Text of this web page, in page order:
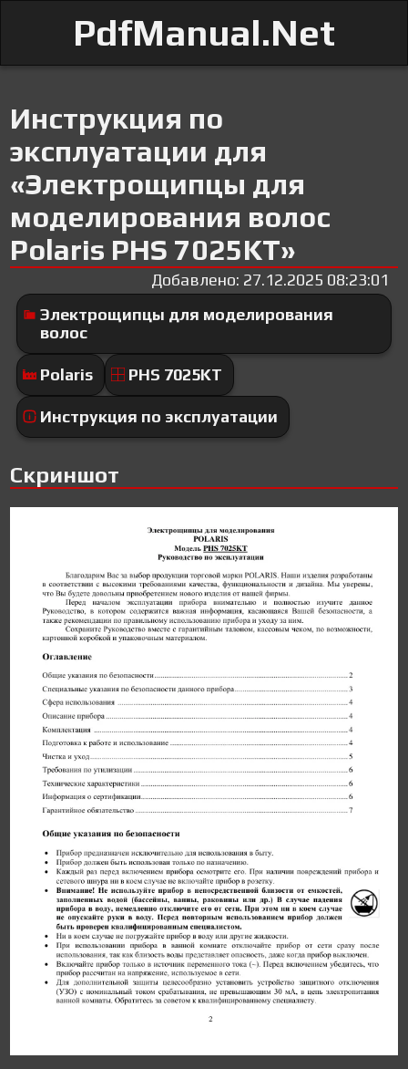
PdfManual.Net
Инструкция по
эксплуатации для
«Электрощипцы для
моделирования волос
Polaris PHS 7025KT»
Добавлено: 27.12.2025 08:23:01
Электрощипцы для моделирования
волос
Polaris PHS 7025KT
Инструкция по эксплуатации
Скриншот